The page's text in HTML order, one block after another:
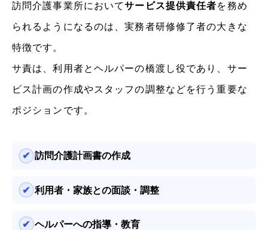
訪問介護事業所においてサービス提供責任者を務め
られるようになるのは、実務者研修修了者の大きな
特徴です。
サ責は、利用者とヘルパーの橋渡し役であり、サー
ビス計画の作成やスタッフの調整などを行う重要な
ポジションです。
訪問介護計画書の作成
利用者・家族との面談・調整
ヘルパーへの指導・教育